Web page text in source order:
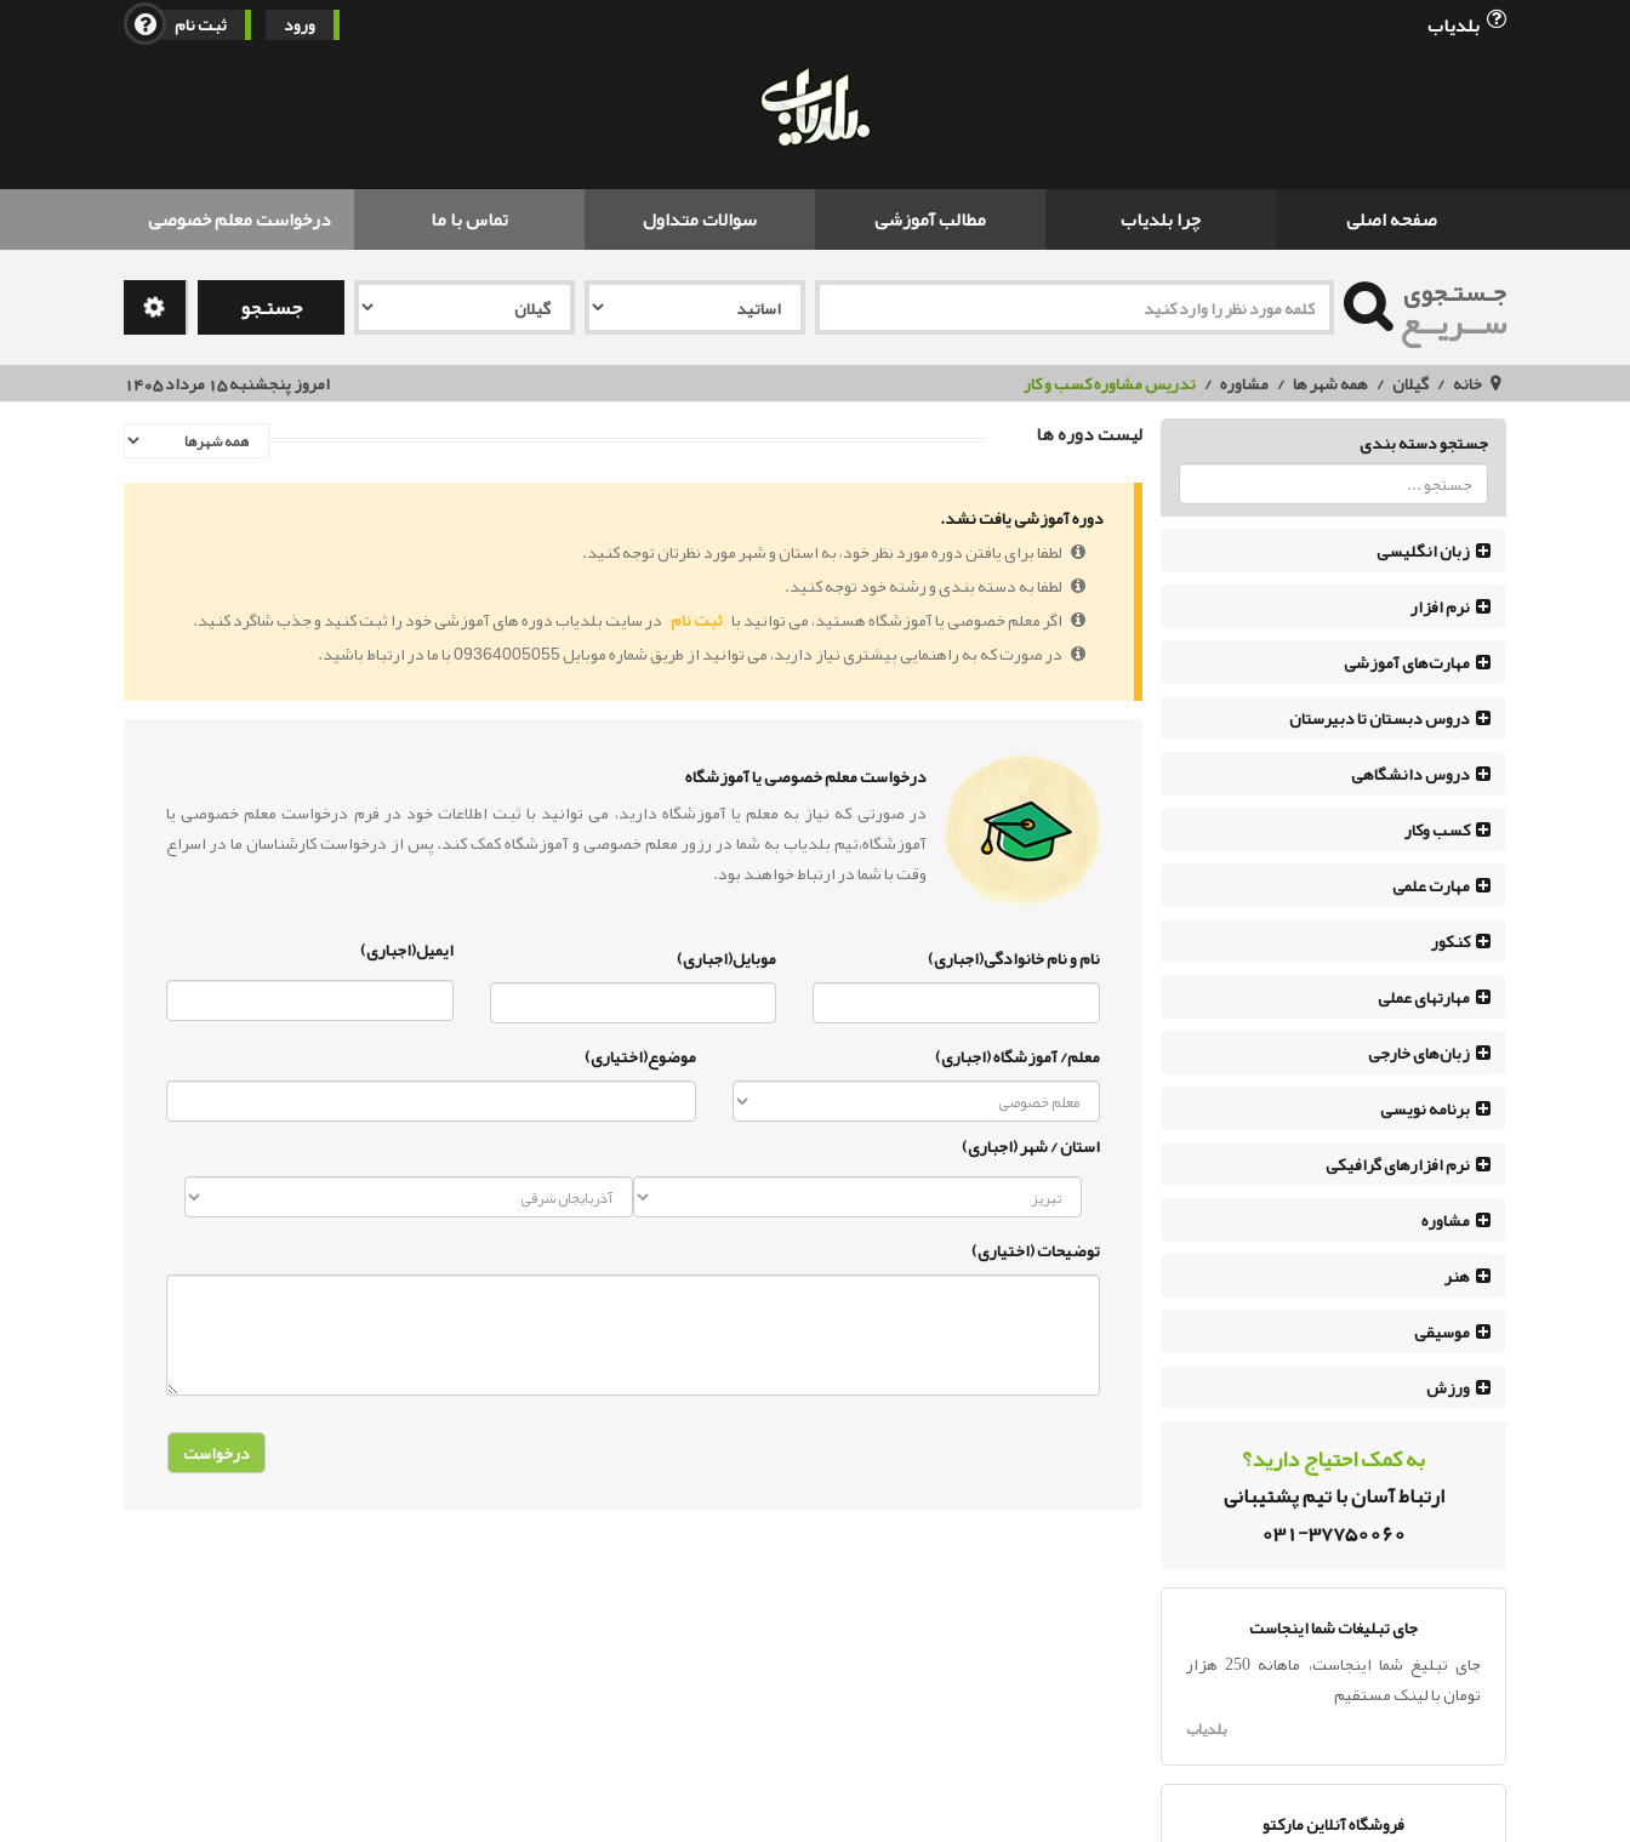
ورود ثبت نام بلدیاب
صفحه اصلی چرا بلدیاب مطالب آموزشی سوالات متداول تماس با ما درخواست معلم خصوصی
جـستـجوی
ســریــع جستـجو
خانه گیلان همه شهر ها مشاوره تدریس مشاوره کسب و کار
امروز پنجشنبه 15 مرداد 1405
جستجو دسته بندی
زبان انگلیسی
نرم افزار
مهارت‌های آموزشی
دروس دبستان تا دبیرستان
دروس دانشگاهی
کسب وکار
مهارت علمی
کنکور
مهارتهای عملی
زبان‌های خارجی
برنامه نویسی
نرم افزار‌های گرافیکی
مشاوره
هنر
موسیقی
ورزش
به کمک احتیاج دارید؟
ارتباط آسان با تیم پشتیبانی
031-37750060
جای تبلیغات شما اینجاست
جای تبلیغ شما اینجاست، ماهانه 250 هزار
تومان با لینک مستقیم
بلدیاب
فروشگاه آنلاین مارکتو
لیست دوره ها
دوره آموزشی یافت نشد.
لطفا برای یافتن دوره مورد نظر خود، به استان و شهر مورد نظرتان توجه کنید.
لطفا به دسته بندی و رشته خود توجه کنید.
اگر معلم خصوصی یا آموزشگاه هستید، می توانید با ثبت نام در سایت بلدیاب دوره های آموزشی خود را ثبت کنید و جذب شاگرد کنید.
در صورت که به راهنمایی بیشتری نیاز دارید، می توانید از طریق شماره موبایل 09364005055 با ما در ارتباط باشید.
درخواست معلم خصوصی یا آموزشگاه
در صورتی که نیاز به معلم یا آموزشگاه دارید، می توانید با ثبت اطلاعات خود در فرم درخواست معلم خصوصی یا
آموزشگاه،تیم بلدیاب به شما در رزور معلم خصوصی و آموزشگاه کمک کند. پس از درخواست کارشناسان ما در اسراع
وقت با شما در ارتباط خواهند بود.
نام و نام خانوادگی(اجباری) موبایل(اجباری) ایمیل(اجباری)
معلم/ آموزشگاه (اجباری) موضوع(اختیاری)
استان / شهر (اجباری)
توضیحات (اختیاری)